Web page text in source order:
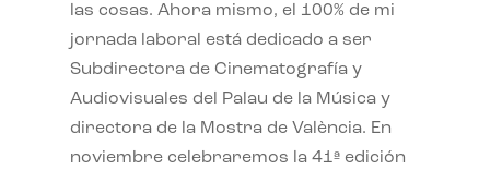
las cosas. Ahora mismo, el 100% de mi
jornada laboral está dedicado a ser
Subdirectora de Cinematografía y
Audiovisuales del Palau de la Música y
directora de la Mostra de València. En
noviembre celebraremos la 41ª edición